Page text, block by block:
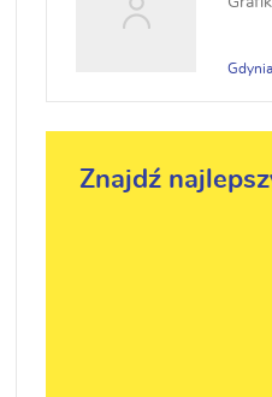
Gdynia
Znajdź